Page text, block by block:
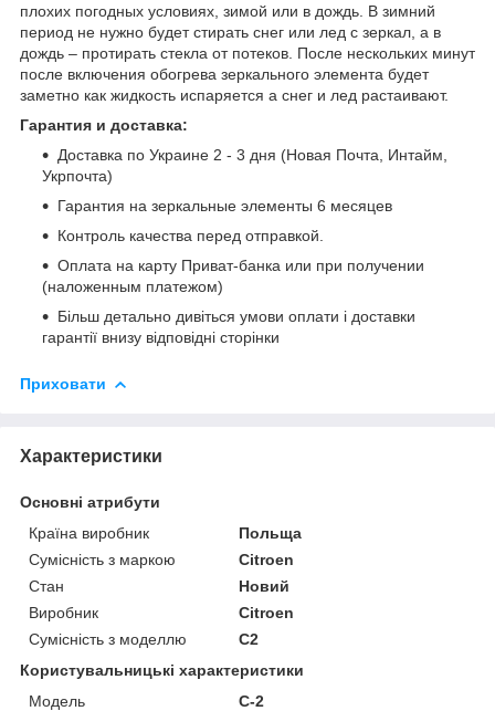
плохих погодных условиях, зимой или в дождь. В зимний
период не нужно будет стирать снег или лед с зеркал, а в
дождь – протирать стекла от потеков. После нескольких минут
после включения обогрева зеркального элемента будет
заметно как жидкость испаряется а снег и лед растаивают.
Гарантия и доставка:
Доставка по Украине 2 - 3 дня (Новая Почта, Интайм,
Укрпочта)
Гарантия на зеркальные элементы 6 месяцев
Контроль качества перед отправкой.
Оплата на карту Приват-банка или при получении
(наложенным платежом)
Більш детально дивіться умови оплати і доставки
гарантії внизу відповідні сторінки
Приховати
Характеристики
Основні атрибути
Країна виробник
Польща
Сумісність з маркою
Citroen
Стан
Новий
Виробник
Citroen
Сумісність з моделлю
C2
Користувальницькі характеристики
Мoдель
C-2